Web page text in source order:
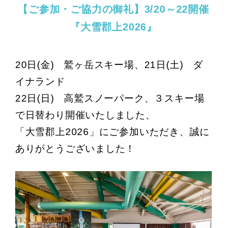
【ご参加・ご協力の御礼】3/20～22開催
『大雪郡上2026』
20日(金) 鷲ヶ岳スキー場、21日(土) ダ
イナランド
22日(日) 高鷲スノーパーク、
３スキー場
で日替わり開催いたしました、
「大雪郡上2026」にご参加いただき、誠に
ありがとうございました！